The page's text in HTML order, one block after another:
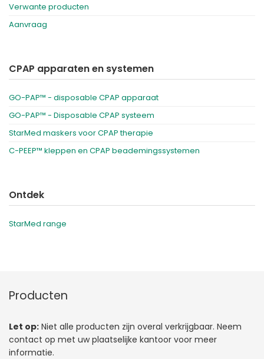
Verwante producten
Aanvraag
CPAP apparaten en systemen
GO-PAP™ - disposable CPAP apparaat
GO-PAP™ - Disposable CPAP systeem
StarMed maskers voor CPAP therapie
C-PEEP™ kleppen en CPAP beademingssystemen
Ontdek
StarMed range
Producten
Let op: Niet alle producten zijn overal verkrijgbaar. Neem
contact op met uw plaatselijke kantoor voor meer
informatie.